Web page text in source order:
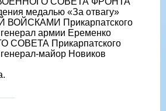
медалью «За отвагу»
Прикарпатского
генерал армии Еременко
Прикарпатского
генерал-майор Новиков